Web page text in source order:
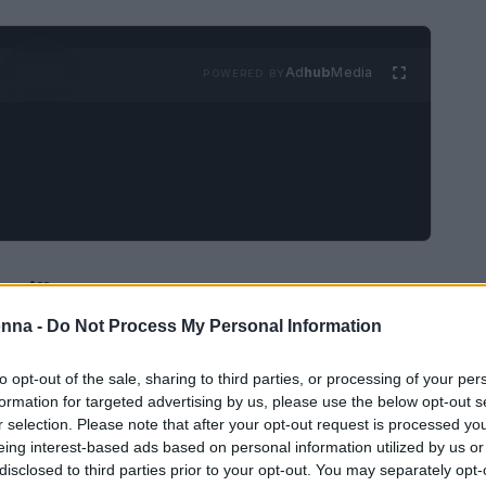
- Do Not Process My Personal Information
opt-out of the sale, sharing to third parties, or processing of your
for targeted advertising by us, please use the below opt-out
selection. Please note that after your opt-out request is processed
interest-based ads based on personal information utilized by us
to third parties prior to your opt-out. You may separately
AdhubMedia
attraversano alti e bassi. È normale che ci
saper riconoscere i segnali che
sono sottili e possono essere facilmente
,tensioni crescentiedistanza emotivasono
possono manifestarsi. Ignorare questi segnali